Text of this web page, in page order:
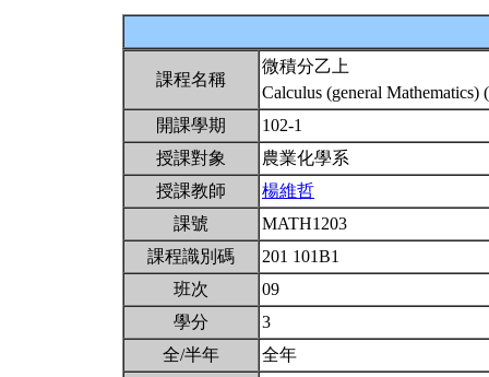
課程名稱
微積分乙上
Calculus (general Mathematics)
開課學期
102-1
授課對象
農業化學系
授課教師
楊維哲
課號
MATH1203
課程識別碼
201 101B1
班次
09
學分
3
全/半年
全年